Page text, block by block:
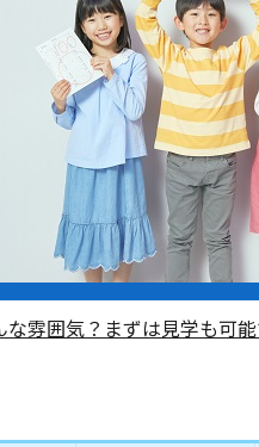
雰囲気？まずは見学も可能